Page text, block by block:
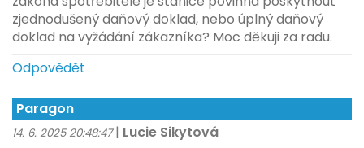
zjednodušený daňový doklad, nebo úplný daňový
doklad na vyžádání zákazníka? Moc děkuji za radu.
Odpovědět
Paragon
14. 6. 2025 20:48:47 | Lucie Sikytová